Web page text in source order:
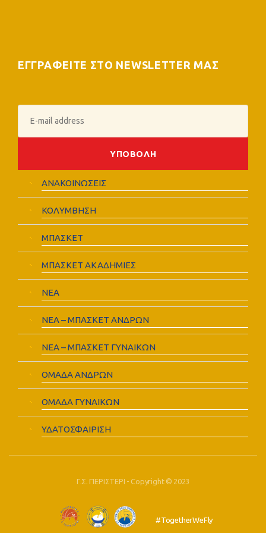
ΕΓΓΡΑΦΕΙΤΕ ΣΤΟ NEWSLETTER ΜΑΣ
ΑΝΑΚΟΙΝΩΣΕΙΣ
ΚΟΛΥΜΒΗΣΗ
ΜΠΑΣΚΕΤ
ΜΠΑΣΚΕΤ ΑΚΑΔΗΜΙΕΣ
ΝΕΑ
ΝΕΑ – ΜΠΑΣΚΕΤ ΑΝΔΡΩΝ
ΝΕΑ – ΜΠΑΣΚΕΤ ΓΥΝΑΙΚΩΝ
ΟΜΑΔΑ ΑΝΔΡΩΝ
ΟΜΑΔΑ ΓΥΝΑΙΚΩΝ
ΥΔΑΤΟΣΦΑΙΡΙΣΗ
Γ.Σ. ΠΕΡΙΣΤΕΡΙ - Copyright © 2023
#TogetherWeFly